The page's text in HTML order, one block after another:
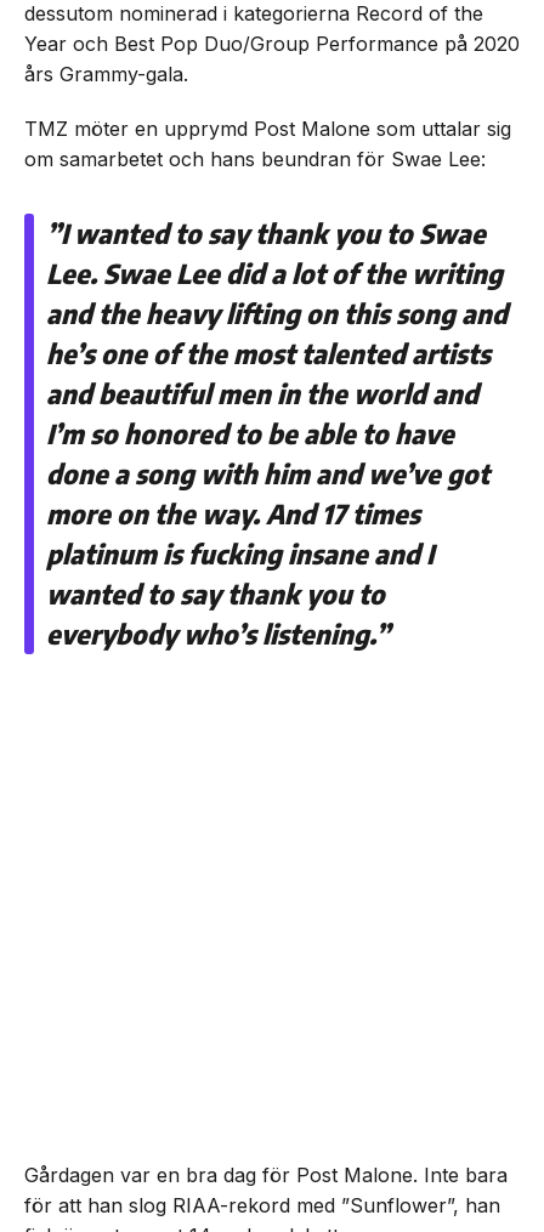
dessutom nominerad i kategorierna Record of the
Year och Best Pop Duo/Group Performance på 2020
års Grammy-gala.
TMZ möter en upprymd Post Malone som uttalar sig
om samarbetet och hans beundran för Swae Lee:
”I wanted to say thank you to Swae
Lee. Swae Lee did a lot of the writing
and the heavy lifting on this song and
he’s one of the most talented artists
and beautiful men in the world and
I’m so honored to be able to have
done a song with him and we’ve got
more on the way. And 17 times
platinum is fucking insane and I
wanted to say thank you to
everybody who’s listening.”
Gårdagen var en bra dag för Post Malone. Inte bara
för att han slog RIAA-rekord med ”Sunflower”, han